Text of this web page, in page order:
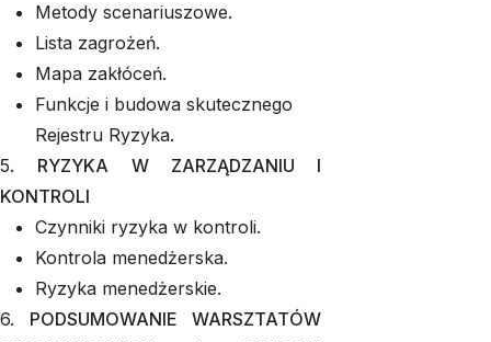
Metody scenariuszowe.
Lista zagrożeń.
Mapa zakłóceń.
Funkcje i budowa skutecznego
Rejestru Ryzyka.
5. RYZYKA W ZARZĄDZANIU I
KONTROLI
Czynniki ryzyka w kontroli.
Kontrola menedżerska.
Ryzyka menedżerskie.
6. PODSUMOWANIE WARSZTATÓW